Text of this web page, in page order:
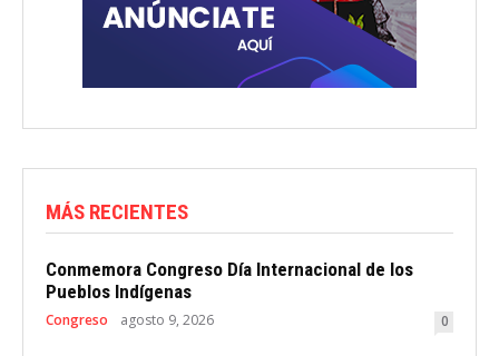
MÁS RECIENTES
Conmemora Congreso Día Internacional de los
Pueblos Indígenas
Congreso agosto 9, 2026 0